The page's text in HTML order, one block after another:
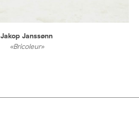
Jakop Janssønn
«Bricoleur»